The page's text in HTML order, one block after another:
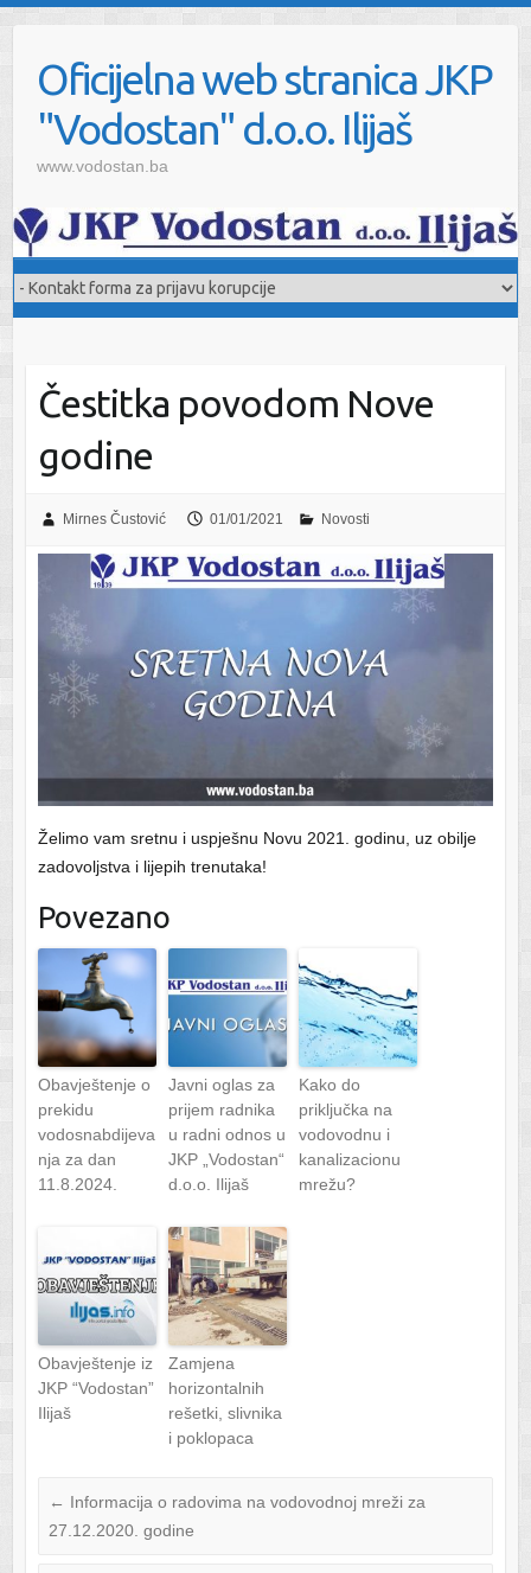
Oficijelna web stranica JKP
"Vodostan" d.o.o. Ilijaš
www.vodostan.ba
Čestitka povodom Nove
godine
Mirnes Čustović 01/01/2021 Novosti
Želimo vam sretnu i uspješnu Novu 2021. godinu, uz obilje
zadovoljstva i lijepih trenutaka!
Povezano
Obavještenje o
prekidu
vodosnabdijeva
nja za dan
11.8.2024.
Javni oglas za
prijem radnika
u radni odnos u
JKP „Vodostan“
d.o.o. Ilijaš
Kako do
priključka na
vodovodnu i
kanalizacionu
mrežu?
Obavještenje iz
JKP “Vodostan”
Ilijaš
Zamjena
horizontalnih
rešetki, slivnika
i poklopaca
← Informacija o radovima na vodovodnoj mreži za
27.12.2020. godine